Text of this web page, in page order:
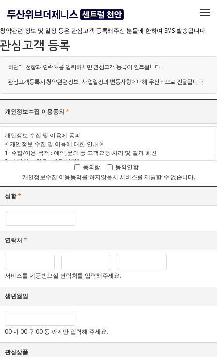
청약관련 정보 및 일정 등은 관심고객 등록해주신 분들에 한하여 SMS 발송됩니다.
관심고객 등록
하단에 성함과 연락처를 입력하시면 관심고객 등록이 완료됩니다.
관심고객등록시 청약관련정보, 사업일정과 변동사항에대해 우선적으로 전달됩니다.
개인정보수집 이용동의 *
동의함
동의안함
개인정보수집 이용동의를 하지않을시 서비스를 제공할 수 없습니다.
성함*
연락처 *
서비스를 제공받으실 연락처를 입력해주세요.
생년월일
00 시 00 구 00 동 까지만 입력해 주세요.
관심상품